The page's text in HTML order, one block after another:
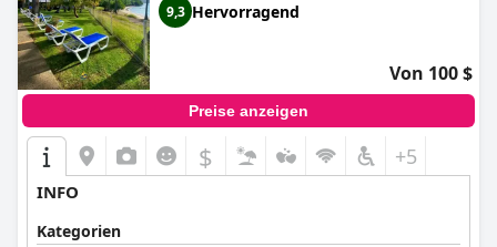
9,3 Hervorragend
Von 100 $
Preise anzeigen
$ +5
INFO
Kategorien